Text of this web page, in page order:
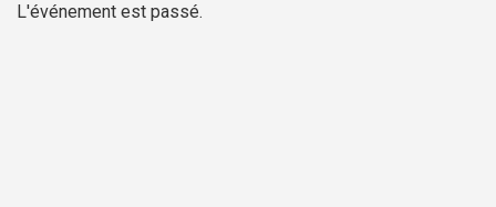
L'événement est passé.